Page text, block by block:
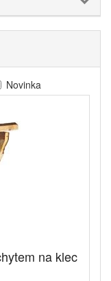
Novinka
na klec